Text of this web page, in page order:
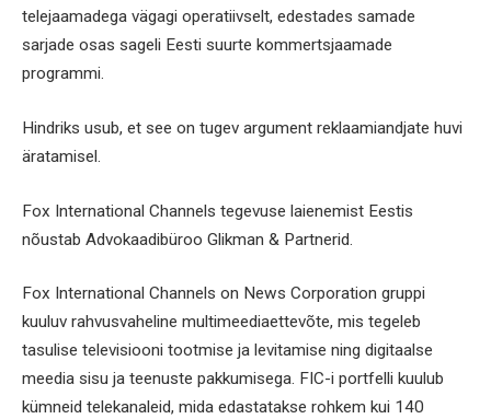
telejaamadega vägagi operatiivselt, edestades samade
sarjade osas sageli Eesti suurte kommertsjaamade
programmi.
Hindriks usub, et see on tugev argument reklaamiandjate huvi
äratamisel.
Fox International Channels tegevuse laienemist Eestis
nõustab Advokaadibüroo Glikman & Partnerid.
Fox International Channels on News Corporation gruppi
kuuluv rahvusvaheline multimeediaettevõte, mis tegeleb
tasulise televisiooni tootmise ja levitamise ning digitaalse
meedia sisu ja teenuste pakkumisega. FIC-i portfelli kuulub
kümneid telekanaleid, mida edastatakse rohkem kui 140